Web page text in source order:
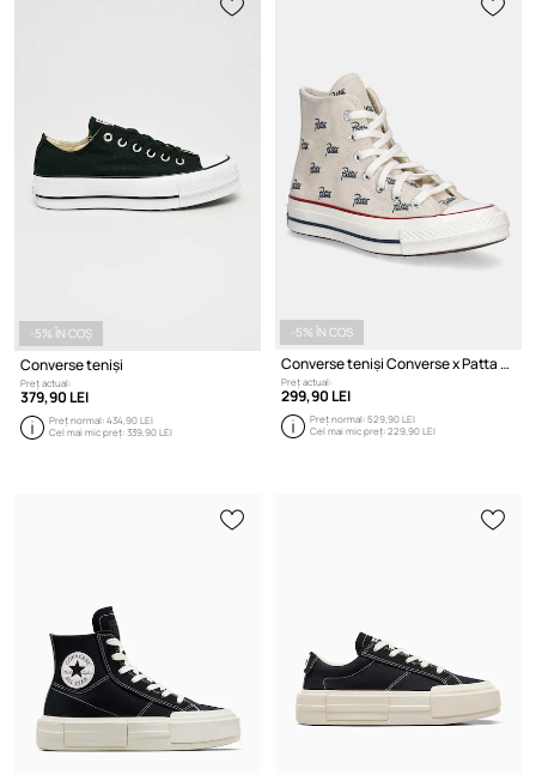
-5% ÎN COȘ
Converse teniși
Preț actual:
379,90 LEI
Preț normal:434,90 LEI
Cel mai mic preț:339,90 LEI
-5% ÎN COȘ
Converse teniși Converse x Patta Chuck 70
Preț actual:
299,90 LEI
Preț normal:529,90 LEI
Cel mai mic preț:229,90 LEI